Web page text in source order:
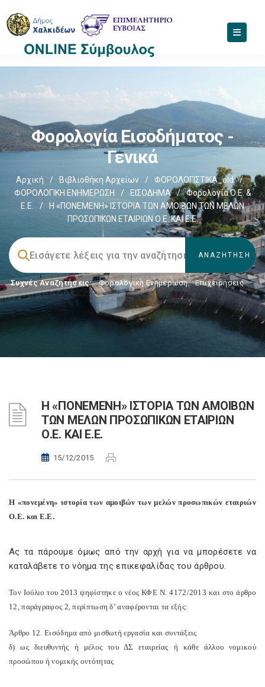
Φορολογία Εισοδήματος -
Γενικά
Αρχική / Βιβλιοθήκη Αρχείων / ΦΟΡΟΛΟΓΙΣΤΙΚΑ_old
/
ΦΟΡΟΛΟΓΙΚΗ ΕΝΗΜΕΡΩΣΗ
/ ΕΙΣΟΔΗΜΑ /
Φορολογία Ο.Ε. &
Ε.Ε.
/
Η «ΠΟΝΕΜΕΝΗ» ΙΣΤΟΡΙΑ ΤΩΝ ΑΜΟΙΒΩΝ ΤΩΝ ΜΕΛΩΝ
ΠΡΟΣΩΠΙΚΩΝ ΕΤΑΙΡΙΩΝ Ο.Ε. ΚΑΙ Ε.Ε.
Συχνές Αναζητήσεις: Φορολογικη Ενημέρωση, Επιχειρήσεις
Η «ΠΟΝΕΜΕΝΗ» ΙΣΤΟΡΙΑ ΤΩΝ ΑΜΟΙΒΩΝ
ΤΩΝ ΜΕΛΩΝ ΠΡΟΣΩΠΙΚΩΝ ΕΤΑΙΡΙΩΝ
Ο.Ε. ΚΑΙ Ε.Ε.
15/12/2015
Η «πονεμένη» ιστορία των αμοιβών των μελών προσωπικών εταιριών
Ο.Ε. και Ε.Ε.
Ας τα πάρουμε όμως από την αρχή για να μπορέσετε να
καταλάβετε το νόημα της επικεφαλίδας του άρθρου.
Τον Ιούλιο του 2013 ψηφίστηκε ο νέος ΚΦΕ Ν. 4172/2013 και στο άρθρο
12, παράγραφος 2, περίπτωση δ’ αναφέρονται τα εξής:
Άρθρο 12. Εισόδημα από μισθωτή εργασία και συντάξεις
δ) ως διευθυντής ή μέλος του ΔΣ εταιρείας ή κάθε άλλου νομικού
προσώπου ή νομικής οντότητας